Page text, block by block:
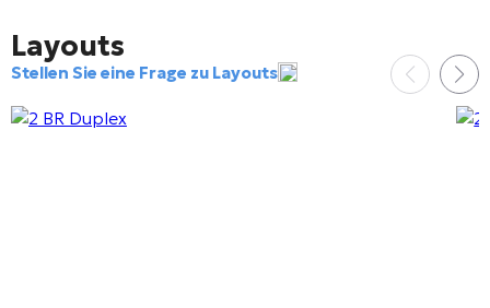
Layouts
Stellen Sie eine Frage zu Layouts